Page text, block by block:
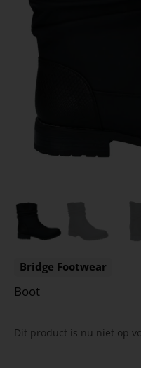
Bridge Footwear
Boot
Dit product is nu niet op